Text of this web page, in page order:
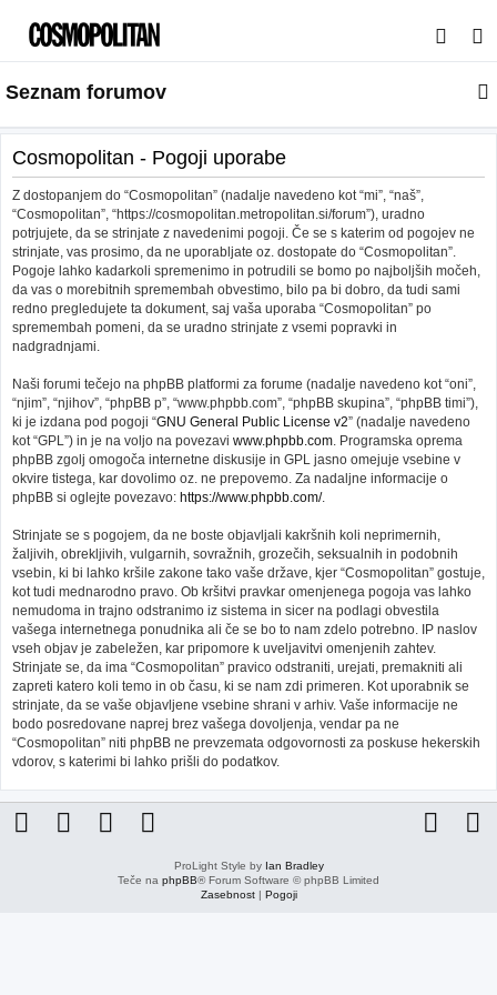
s
a
j
Seznam forumov
Cosmopolitan - Pogoji uporabe
Z dostopanjem do “Cosmopolitan” (nadalje navedeno kot “mi”, “naš”,
“Cosmopolitan”, “https://cosmopolitan.metropolitan.si/forum”), uradno
potrjujete, da se strinjate z navedenimi pogoji. Če se s katerim od pogojev ne
strinjate, vas prosimo, da ne uporabljate oz. dostopate do “Cosmopolitan”.
Pogoje lahko kadarkoli spremenimo in potrudili se bomo po najboljših močeh,
da vas o morebitnih spremembah obvestimo, bilo pa bi dobro, da tudi sami
redno pregledujete ta dokument, saj vaša uporaba “Cosmopolitan” po
spremembah pomeni, da se uradno strinjate z vsemi popravki in
nadgradnjami.
Naši forumi tečejo na phpBB platformi za forume (nadalje navedeno kot “oni”,
“njim”, “njihov”, “phpBB p”, “www.phpbb.com”, “phpBB skupina”, “phpBB timi”),
ki je izdana pod pogoji “GNU General Public License v2” (nadalje navedeno
kot “GPL”) in je na voljo na povezavi www.phpbb.com. Programska oprema
phpBB zgolj omogoča internetne diskusije in GPL jasno omejuje vsebine v
okvire tistega, kar dovolimo oz. ne prepovemo. Za nadaljne informacije o
phpBB si oglejte povezavo: https://www.phpbb.com/.
Strinjate se s pogojem, da ne boste objavljali kakršnih koli neprimernih,
žaljivih, obrekljivih, vulgarnih, sovražnih, grozečih, seksualnih in podobnih
vsebin, ki bi lahko kršile zakone tako vaše države, kjer “Cosmopolitan” gostuje,
kot tudi mednarodno pravo. Ob kršitvi pravkar omenjenega pogoja vas lahko
nemudoma in trajno odstranimo iz sistema in sicer na podlagi obvestila
vašega internetnega ponudnika ali če se bo to nam zdelo potrebno. IP naslov
vseh objav je zabeležen, kar pripomore k uveljavitvi omenjenih zahtev.
Strinjate se, da ima “Cosmopolitan” pravico odstraniti, urejati, premakniti ali
zapreti katero koli temo in ob času, ki se nam zdi primeren. Kot uporabnik se
strinjate, da se vaše objavljene vsebine shrani v arhiv. Vaše informacije ne
bodo posredovane naprej brez vašega dovoljenja, vendar pa ne
“Cosmopolitan” niti phpBB ne prevzemata odgovornosti za poskuse hekerskih
vdorov, s katerimi bi lahko prišli do podatkov.
ProLight Style by Ian Bradley
Teče na phpBB® Forum Software © phpBB Limited
Zasebnost| Pogoji